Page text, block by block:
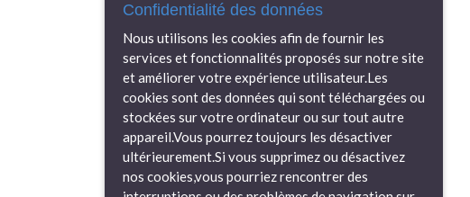
Confidentialité des données
Nous utilisons les cookies afin de fournir les
services et fonctionnalités proposés sur notre site
et améliorer votre expérience utilisateur.Les
cookies sont des données qui sont téléchargées ou
stockées sur votre ordinateur ou sur tout autre
appareil.Vous pourrez toujours les désactiver
ultérieurement.Si vous supprimez ou désactivez
nos cookies,vous pourriez rencontrer des